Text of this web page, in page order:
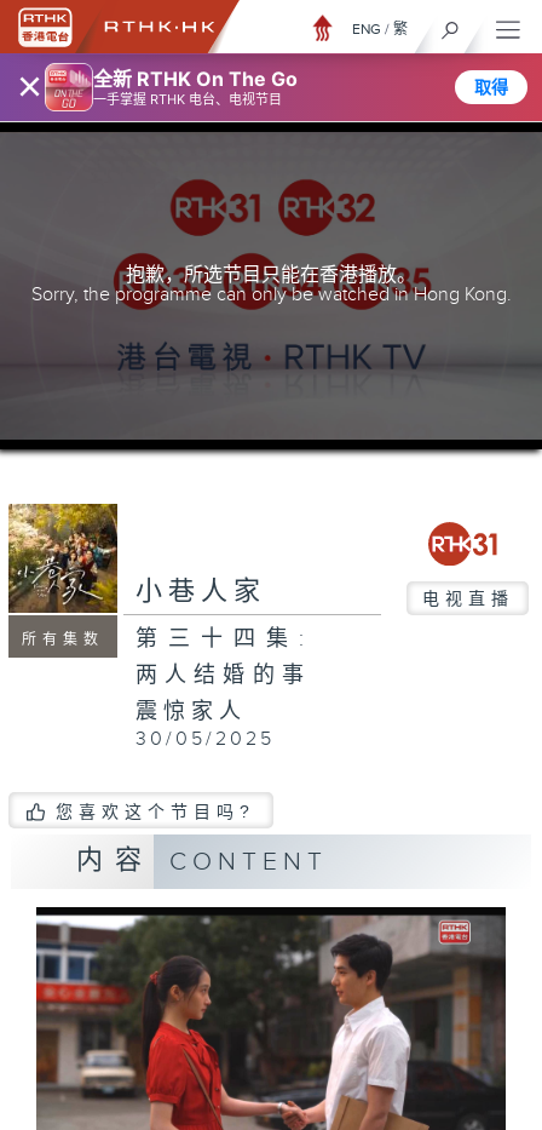
× 全新 RTHK On The Go
一手掌握 RTHK 电台、电视节目
取得
ENG / 繁
抱歉，所选节目只能在香港播放。
Sorry, the programme can only be watched in Hong Kong.
所有集数
小巷人家 电视直播
第三十四集:
两人结婚的事
震惊家人
30/05/2025
您喜欢这个节目吗?
内容 CONTENT